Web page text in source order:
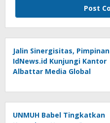
Jalin Sinergisitas, Pimpinan
IdNews.id Kunjungi Kantor
Albattar Media Global
UNMUH Babel Tingkatkan